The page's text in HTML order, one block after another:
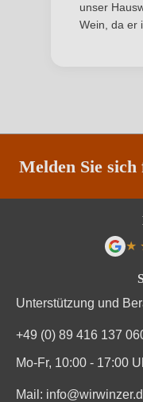
Traubenfarbe
Weinart
Durchschnittliche
Kohlenhydrate
Kohlenhydrate
unser
Wein, da er
Melden Sie
Unterstützung und
+49 (0) 89 416 137
Mo-Fr, 10:00 - 17:00
Mail:
★